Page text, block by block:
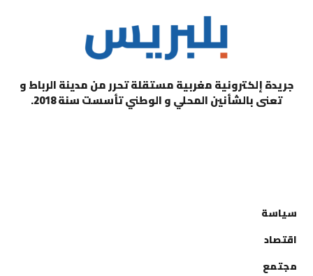
جريدة إلكترونية مغربية مستقلة تحرر من مدينة الرباط و
تعنى بالشأنين المحلي و الوطني تأسست سنة 2018.
سياسة
اقتصاد
مجتمع